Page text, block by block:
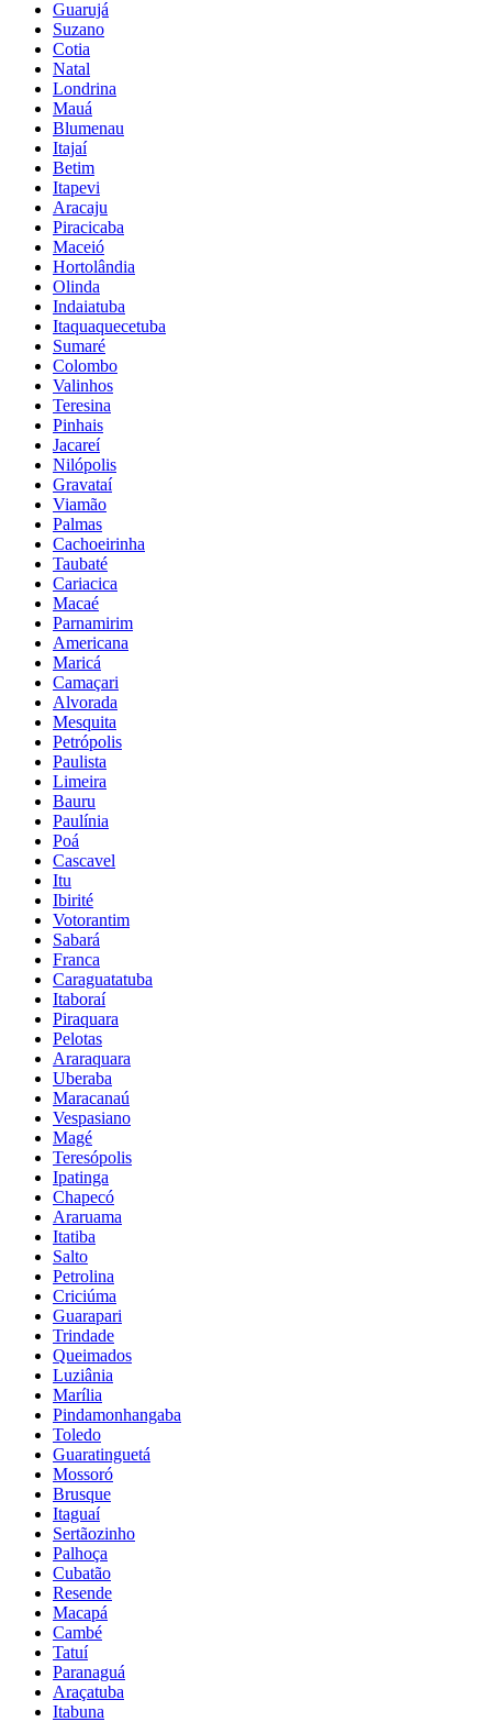
Guarujá
Suzano
Cotia
Natal
Londrina
Mauá
Blumenau
Itajaí
Betim
Itapevi
Aracaju
Piracicaba
Maceió
Hortolândia
Olinda
Indaiatuba
Itaquaquecetuba
Sumaré
Colombo
Valinhos
Teresina
Pinhais
Jacareí
Nilópolis
Gravataí
Viamão
Palmas
Cachoeirinha
Taubaté
Cariacica
Macaé
Parnamirim
Americana
Maricá
Camaçari
Alvorada
Mesquita
Petrópolis
Paulista
Limeira
Bauru
Paulínia
Poá
Cascavel
Itu
Ibirité
Votorantim
Sabará
Franca
Caraguatatuba
Itaboraí
Piraquara
Pelotas
Araraquara
Uberaba
Maracanaú
Vespasiano
Magé
Teresópolis
Ipatinga
Chapecó
Araruama
Itatiba
Salto
Petrolina
Criciúma
Guarapari
Trindade
Queimados
Luziânia
Marília
Pindamonhangaba
Toledo
Guaratinguetá
Mossoró
Brusque
Itaguaí
Sertãozinho
Palhoça
Cubatão
Resende
Macapá
Cambé
Tatuí
Paranaguá
Araçatuba
Itabuna